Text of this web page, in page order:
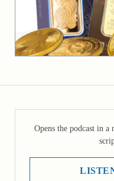
Opens the podcast in